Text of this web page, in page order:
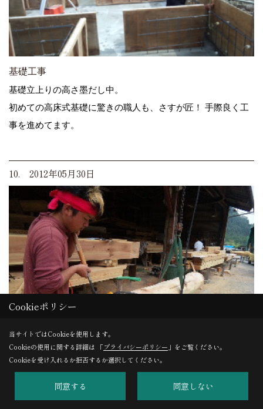
基礎工事
基礎立上りの高さ墨だし中。
初めての高床式基礎に驚きの職人も、さすが匠！ 手際良く工
事を進めてます。
10. 2012年05月30日
三苫棟梁も気合いを入れて主要構造材の加工中！
Cookieポリシー
当サイトではCookieを使用します。
Cookieの使用に関する詳細は 「プライバシーポリシー 」をご覧ください。
Cookieを受け入れるか拒否するか選択してください。
同意する 同意しない